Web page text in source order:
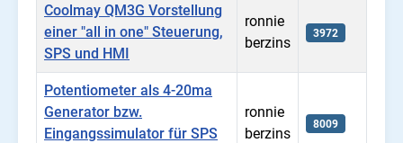
Coolmay QM3G Vorstellung
einer "all in one" Steuerung,
SPS und HMI
ronnie
berzins
3972
Potentiometer als 4-20ma
Generator bzw.
Eingangssimulator für SPS
ronnie
berzins
8009